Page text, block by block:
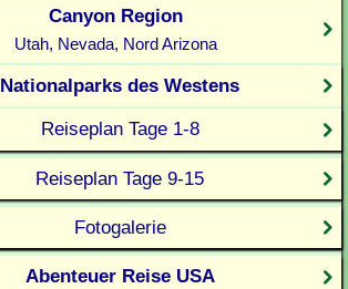
Canyon Region
Utah, Nevada, Nord Arizona
Nationalparks des Westens
Reiseplan Tage 1-8
Reiseplan Tage 9-15
Fotogalerie
Abenteuer Reise USA